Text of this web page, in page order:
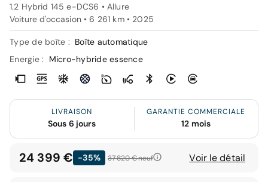
1.2 Hybrid 145 e-DCS6 • Allure
Voiture d'occasion • 6 261 km • 2025
Type de boîte : Boîte automatique
Energie :
Micro-hybride essence
LIVRAISON
Sous 6 jours
GARANTIE COMMERCIALE
12 mois
24 399 € -35% 37 820 €neuf Voir le détail